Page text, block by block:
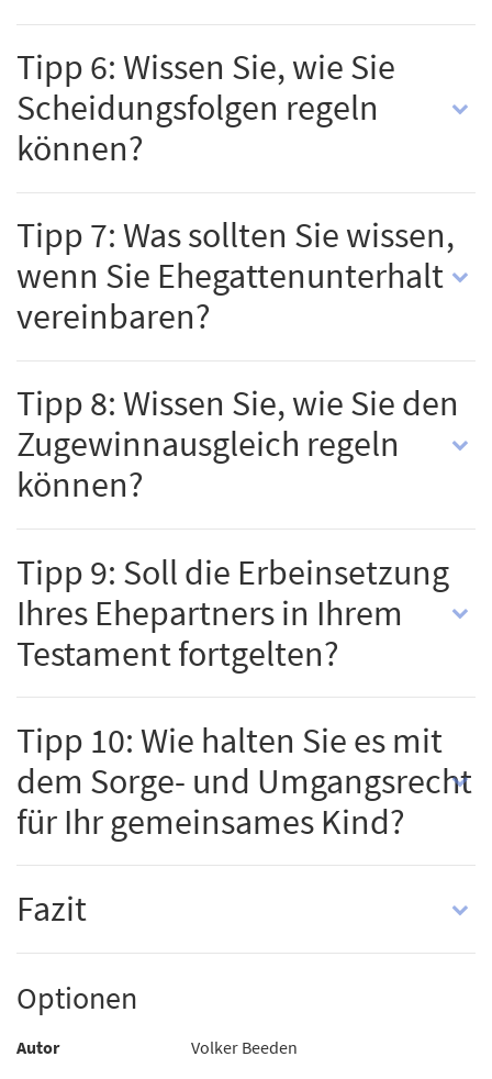
Tipp 6: Wissen Sie, wie Sie
Scheidungsfolgen regeln
können?
Tipp 7: Was sollten Sie wissen,
wenn Sie Ehegattenunterhalt
vereinbaren?
Tipp 8: Wissen Sie, wie Sie den
Zugewinnausgleich regeln
können?
Tipp 9: Soll die Erbeinsetzung
Ihres Ehepartners in Ihrem
Testament fortgelten?
Tipp 10: Wie halten Sie es mit
dem Sorge- und Umgangsrecht
für Ihr gemeinsames Kind?
Fazit
Optionen
Autor Volker Beeden